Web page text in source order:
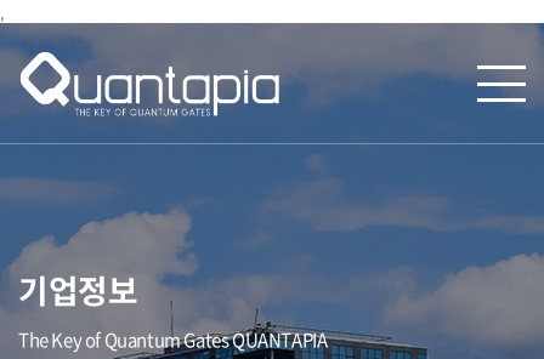
,
기업정보
The Key of Quantum Gates QUANTAPIA